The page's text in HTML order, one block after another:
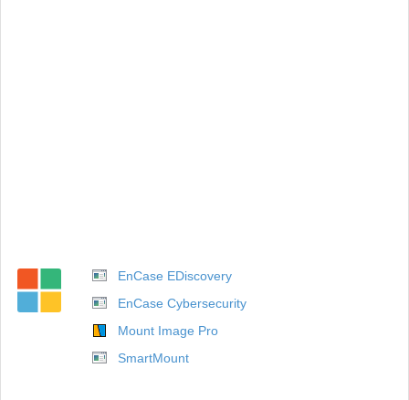
EnCase EDiscovery
EnCase Cybersecurity
Mount Image Pro
SmartMount